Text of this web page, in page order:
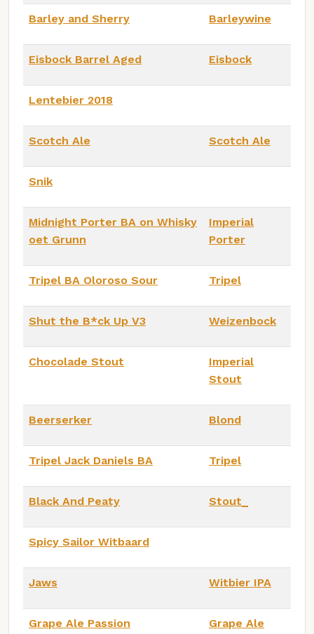
Barley and Sherry Barleywine
Eisbock Barrel Aged Eisbock
Lentebier 2018
Scotch Ale Scotch Ale
Snik
Midnight Porter BA on Whisky
oet Grunn
Imperial
Porter
Tripel BA Oloroso Sour Tripel
Shut the B*ck Up V3 Weizenbock
Chocolade Stout
Imperial
Stout
Beerserker Blond
Tripel Jack Daniels BA Tripel
Black And Peaty Stout_
Spicy Sailor Witbaard
Jaws Witbier IPA
Grape Ale Passion Grape Ale